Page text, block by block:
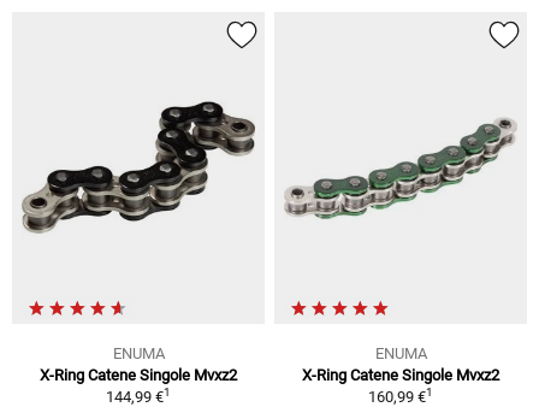
ENUMA
X-Ring Catene Singole Mvxz2
144,99 €1
ENUMA
X-Ring Catene Singole Mvxz2
160,99 €1